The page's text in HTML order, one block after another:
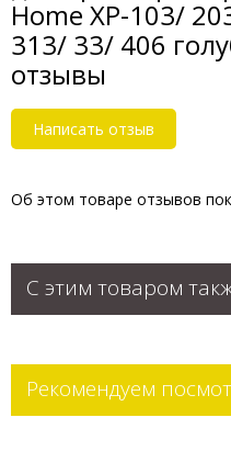
Home XP-103/
313/ 33/ 406
отзывы
Написать отзыв
Об этом товаре отзывов
С этим товаром
Рекомендуем